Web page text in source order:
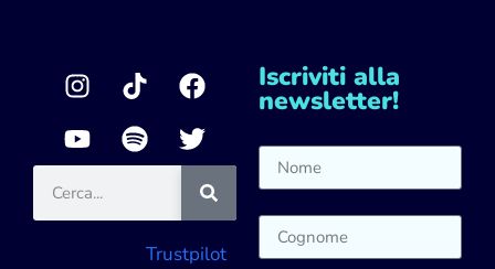
Trustpilot
Iscriviti alla
newsletter!